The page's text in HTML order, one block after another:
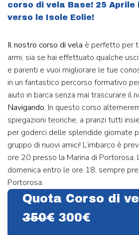
corso di vela Base! 25 Aprile
verso le Isole Eolie!
Il nostro corso di vela è perfetto per
armi, sia se hai effettuato qualche
e parenti e vuoi migliorare le tue
in un fantastico percorso formativo
aiuto in barca senza mai trascurare il
Navigando. In questo corso
spiegazioni teoriche, a pranzi tutti
per goderci delle splendide giornate
gruppo di nuovi amici! L’imbarco è
ore 20 presso la Marina di Portorosa.
domenica entro le ore 18, sempre
Portorosa.
Quota Corso di
350€ 300€